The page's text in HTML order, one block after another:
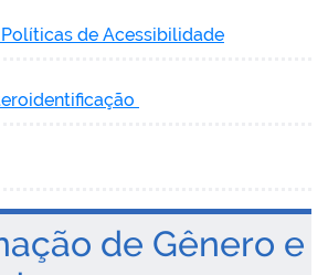
de Acessibilidade
de Gênero e